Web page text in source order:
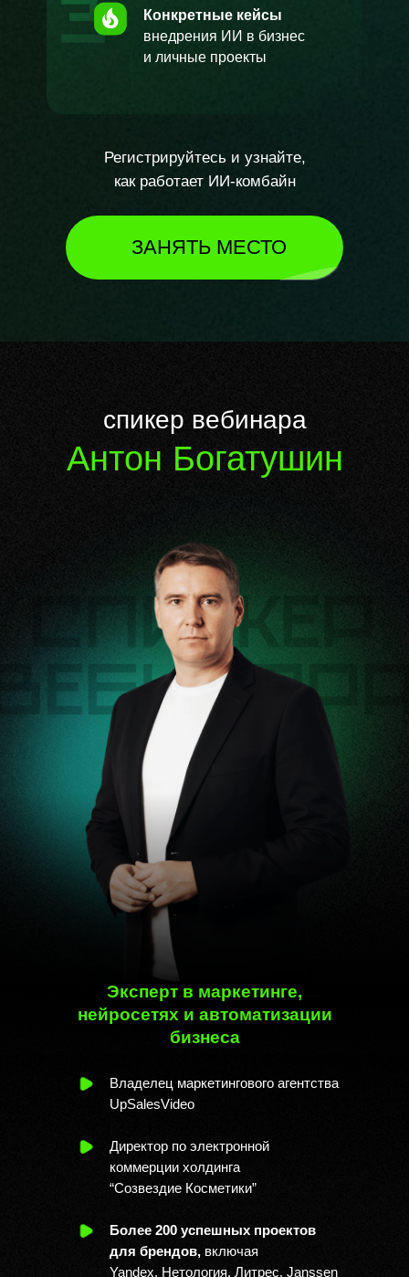
Регистрируйтесь и узнайте,
как работает ИИ-комбайн
ЗАНЯТЬ МЕСТО
Конкретные кейсы
внедрения ИИ в бизнес
и личные проекты
спикер вебинара
Владелец маркетингового агентства
UpSalesVideo
Директор по электронной
коммерции холдинга
“Созвездие Косметики”
Более 200 успешных проектов
для брендов, включая
Yandex, Нетология, Литрес, Janssen
Антон Богатушин
Эксперт в маркетинге,
нейросетях и автоматизации
бизнеса